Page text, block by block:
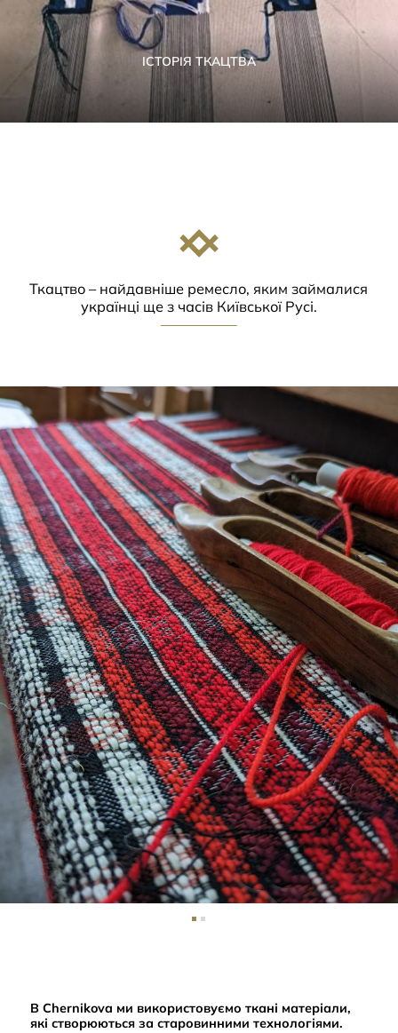
ІСТОРІЯ ТКАЦТВА
Ткацтво – найдавніше ремесло, яким займалися
українці ще з часів Київської Русі.
В Chernikova ми використовуємо ткані матеріали,
які створюються за старовинними технологіями.